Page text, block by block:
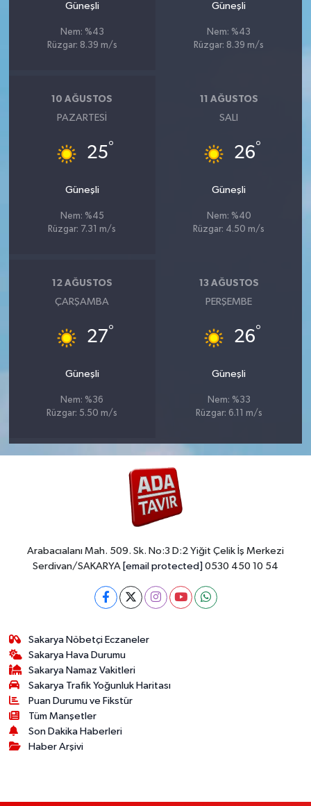
Güneşli
Nem: %43
Rüzgar: 8.39 m/s
Güneşli
Nem: %43
Rüzgar: 8.39 m/s
10 AĞUSTOS
PAZARTESI
25°
Güneşli
Nem: %45
Rüzgar: 7.31 m/s
11 AĞUSTOS
SALI
26°
Güneşli
Nem: %40
Rüzgar: 4.50 m/s
12 AĞUSTOS
ÇARŞAMBA
27°
Güneşli
Nem: %36
Rüzgar: 5.50 m/s
13 AĞUSTOS
PERŞEMBE
26°
Güneşli
Nem: %33
Rüzgar: 6.11 m/s
Arabacıalanı Mah. 509. Sk. No:3 D:2 Yiğit Çelik İş Merkezi
Serdivan/SAKARYA [email protected] 0530 450 10 54
Sakarya Nöbetçi Eczaneler
Sakarya Hava Durumu
Sakarya Namaz Vakitleri
Sakarya Trafik Yoğunluk Haritası
Puan Durumu ve Fikstür
Tüm Manşetler
Son Dakika Haberleri
Haber Arşivi